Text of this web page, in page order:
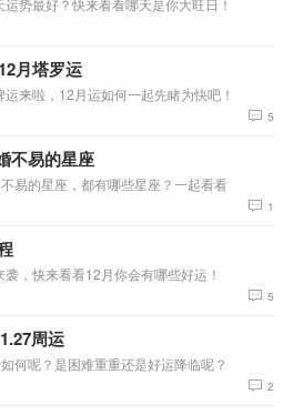
势最好？快来看看哪天是你大旺日！
月塔罗运
来啦，12月运如何一起先睹为快吧！
5
不易的星座
易的星座，都有哪些星座？一起看看
1
，快来看看12月你会有哪些好运！
5
周运
何呢？是困难重重还是好运降临呢？
2